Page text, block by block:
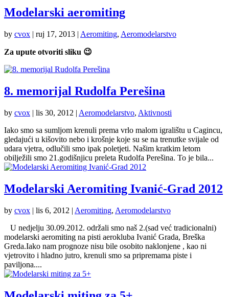
Modelarski aeromiting
by cvox | ruj 17, 2013 | Aeromiting, Aeromodelarstvo
Za upute otvoriti sliku 😉
8. memorijal Rudolfa Perešina
by cvox | lis 30, 2012 | Aeromodelarstvo, Aktivnosti
Iako smo sa sumljom krenuli prema vrlo malom igralištu u Cagincu,
gledajući u kišovito nebo i krošnje koje su se na trenutke svijale od
udara vjetra, odlučili smo ipak poletjeti. Našim kratkim letom
obilježili smo 21.godišnjicu preleta Rudolfa Perešina. To je bila...
Modelarski Aeromiting Ivanić-Grad 2012
by cvox | lis 6, 2012 | Aeromiting, Aeromodelarstvo
U nedjelju 30.09.2012. održali smo naš 2.(sad već tradicionalni)
modelarski aeromiting na pisti aerokluba Ivanić Grada, Breška
Greda.Iako nam prognoze nisu bile osobito naklonjene , kao ni
vjetrovito i hladno jutro, krenuli smo sa pripremama piste i
paviljona....